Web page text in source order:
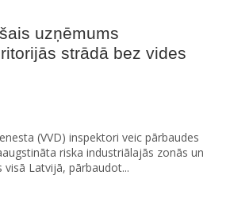
uzņēmums
strādā bez vides
(VVD) inspektori veic pārbaudes
riska industriālajās zonās un
Latvijā, pārbaudot...